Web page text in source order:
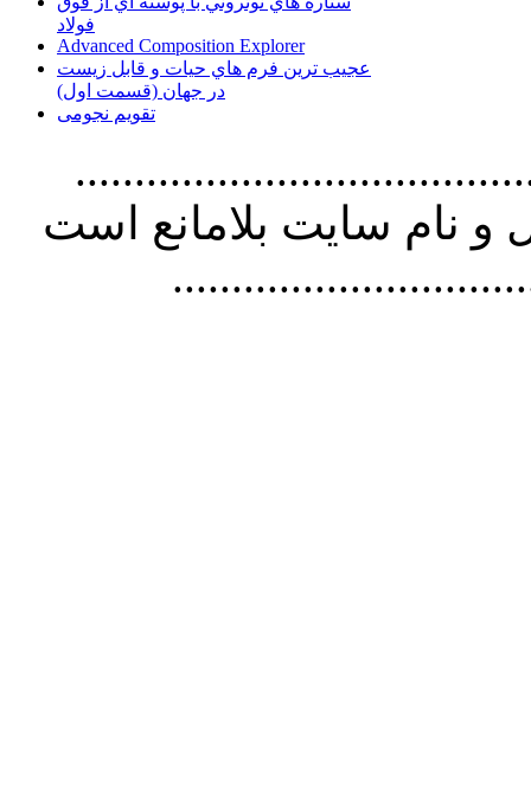
فولاد
Advanced Composition Explorer
عجیب ترین فرم هاي حيات و قابل زيست
در جهان (قسمت اول)
تقویم نجومی
استفاده از
نام سايت بلامانع است